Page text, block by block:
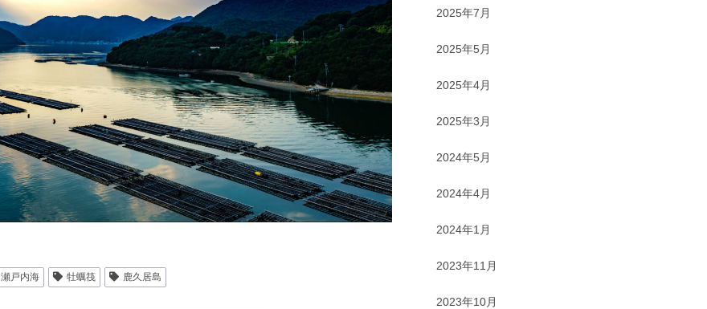
瀬戸内海 牡蠣筏 鹿久居島
2025年7月
2025年5月
2025年4月
2025年3月
2024年5月
2024年4月
2024年1月
2023年11月
2023年10月